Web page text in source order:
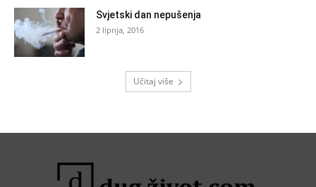
Svjetski dan nepušenja
2 lipnja, 2016
Učitaj više